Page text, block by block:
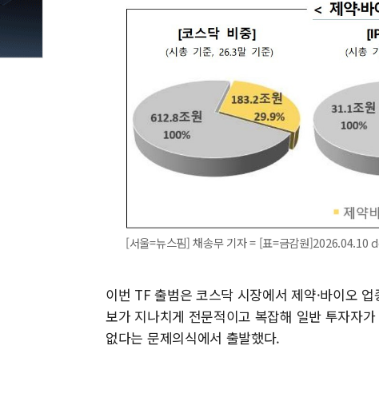
[서울=뉴스핌] 채송무 기자 = [표=금감원
이번 TF 출범은 코스닥 시장에서 제약·바이오
보가 지나치게 전문적이고 복잡해 일반 투자자
없다는 문제의식에서 출발했다.